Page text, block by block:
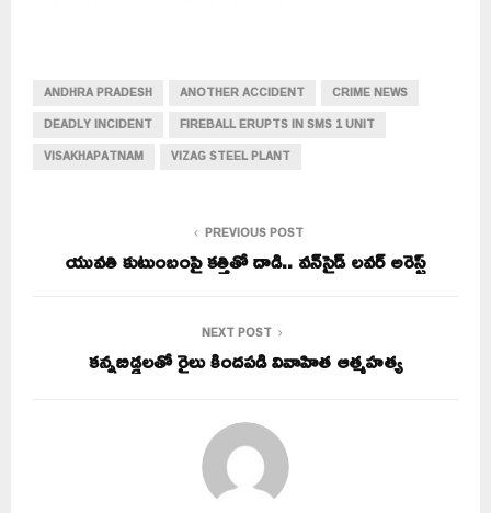
ANDHRA PRADESH ANOTHER ACCIDENT
CRIME NEWS
DEADLY INCIDENT
FIREBALL ERUPTS IN SMS 1 UNIT
VISAKHAPATNAM
VIZAG STEEL PLANT
PREVIOUS POST
యువతి కుటుంబంపై కత్తితో దాడి.. వన్‌సైడ్ లవర్ అరెస్ట్
NEXT POST
కన్నబిడ్డలతో రైలు కిందపడి వివాహిత ఆత్మహత్య